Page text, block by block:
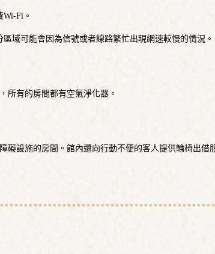
Fi。
域可能會因為信號或者線路繁忙出現網速較慢的情況。
所有的房間都有空氣淨化器。
礙設施的房間。館內還向行動不便的客人提供輪椅出借